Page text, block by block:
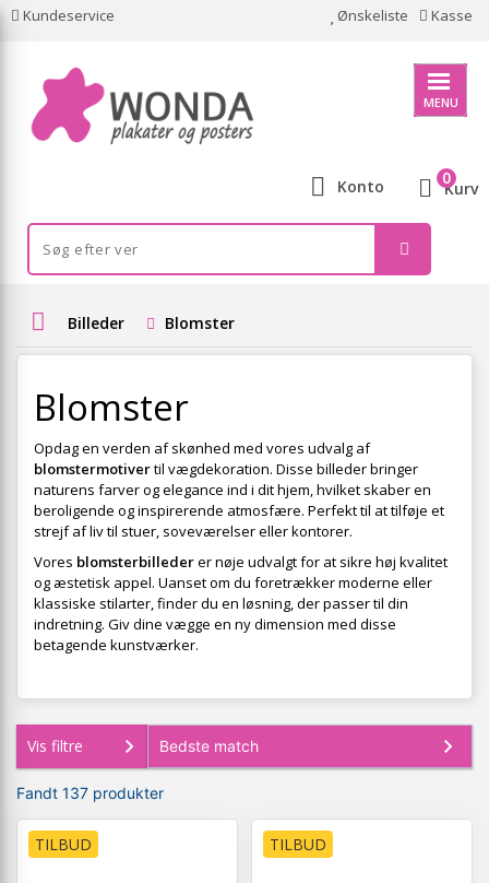
Kundeservice Ønskeliste Kasse
MENU
Konto Kurv
0
Billeder Blomster
Blomster
Opdag en verden af skønhed med vores udvalg af
blomstermotivertil vægdekoration. Disse billeder bringer
naturens farver og elegance ind i dit hjem, hvilket skaber en
beroligende og inspirerende atmosfære. Perfekt til at tilføje et
strejf af liv til stuer, soveværelser eller kontorer.
Vores blomsterbillederer nøje udvalgt for at sikre høj kvalitet
og æstetisk appel. Uanset om du foretrækker moderne eller
klassiske stilarter, finder du en løsning, der passer til din
indretning. Giv dine vægge en ny dimension med disse
betagende kunstværker.
Vis filtre
Fandt 137 produkter
TILBUD TILBUD